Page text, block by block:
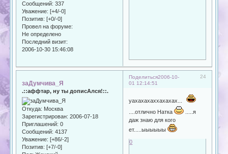
Сообщений: 337
Уважение: [+4/-0]
Позитив: [+0/-0]
Провел на форуме:
Не определено
Последний визит:
2006-10-30 15:46:08
Поделиться 24
2006-10-
01 12:14:51
заДумчива_Я
.::аффтар, ну ты дописАлся!::.
Откуда: Москва
Зарегистрирован: 2006-07-18
Приглашений: 0
Сообщений: 4137
Уважение: [+86/-2]
Позитив: [+7/-0]
уахахахаххахахах...
....отлично Натка
.....я
даж знаю для кого
ет.....ыыыыыы
0